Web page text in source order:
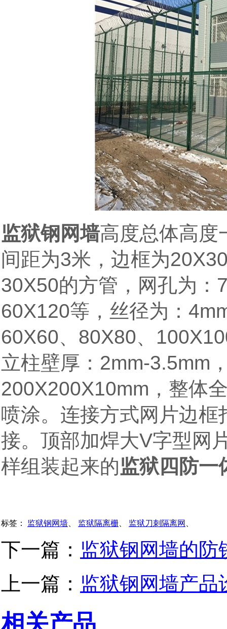
监狱钢网墙高度总体高度
间距为3米，边框为
30X50的方管，网孔为：
60X120等，丝径为：
60X60、 80X80、
立柱壁厚： 2mm-3.5mm
200X200X10mm ，整体
喷涂。连接方式网片边
接。顶部加焊大V字型网
样组装起来的监狱四防一
标签： 监狱钢网墙 监狱隔离栅 监狱刀刺隔离网
下一篇： 监狱钢网墙的防
上一篇： 监狱钢网墙产品
相关产品